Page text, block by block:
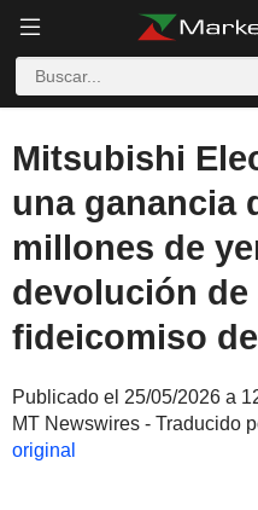
Mitsubishi
una ganancia
millones de
devolución
fideicomiso
Publicado el 25/05/2026 a
MT Newswires - Traducido
original